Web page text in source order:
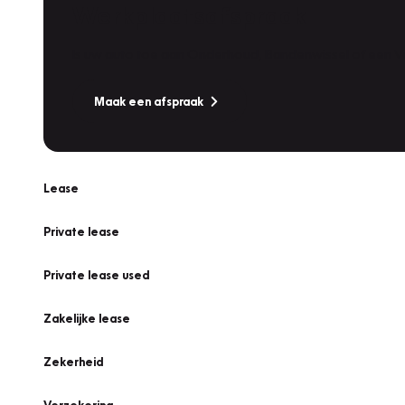
Maak een afspraak
Lease
Private lease
Private lease used
Zakelijke lease
Zekerheid